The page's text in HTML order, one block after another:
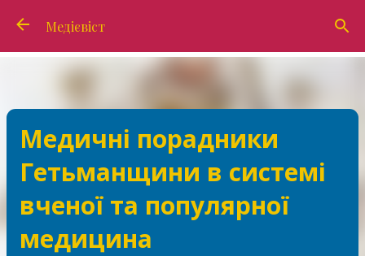
Перейти до основного вмісту
Медієвіст
Медичні порадники
Гетьманщини в системі
вченої та популярної
медицина